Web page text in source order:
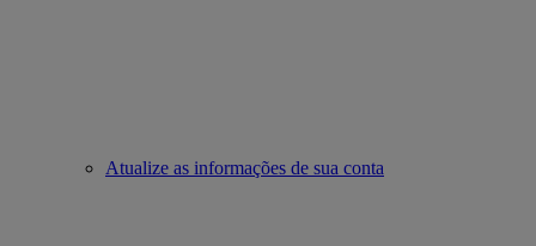
Atualize as informações de sua conta